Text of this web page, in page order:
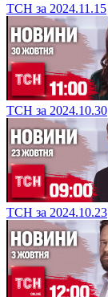
ТСН за 2024.11.15
ТСН за 2024.10.30
ТСН за 2024.10.23